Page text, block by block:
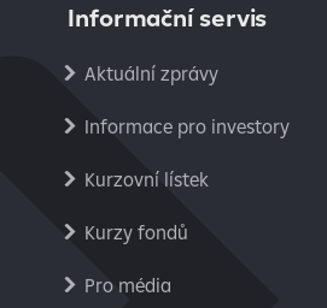
Informační servis
Aktuální zprávy
Informace pro investory
Kurzovní lístek
Kurzy fondů
Pro média